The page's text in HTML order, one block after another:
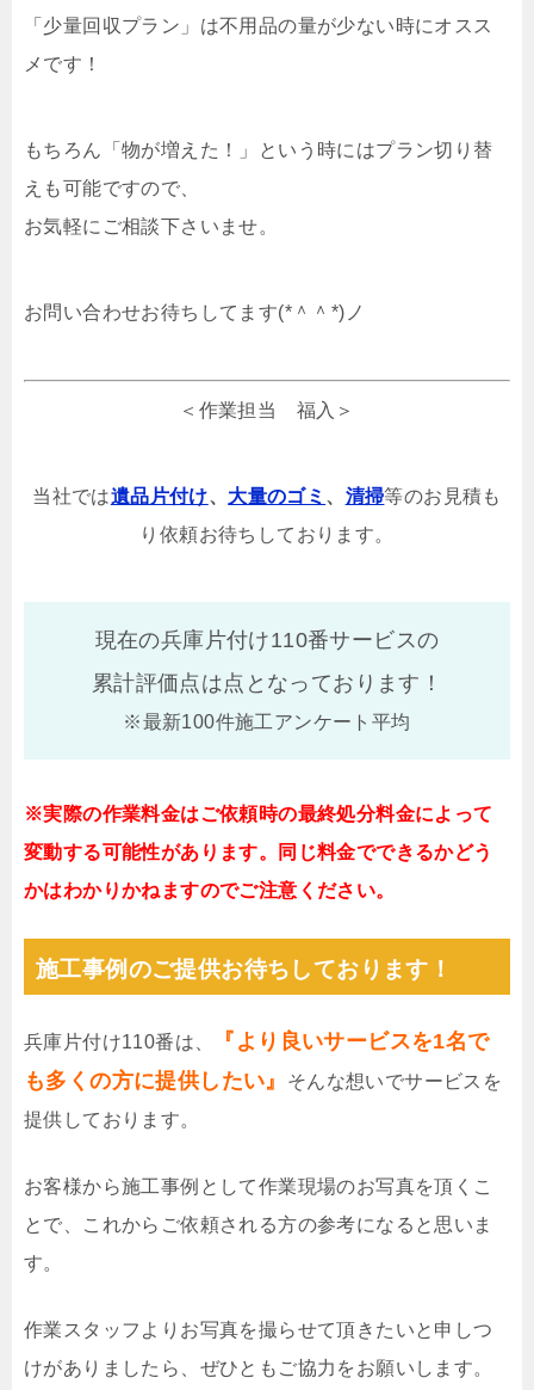
「少量回収プラン」は不用品の量が少ない時にオスス
メです！
もちろん「物が増えた！」という時にはプラン切り替
えも可能ですので、
お気軽にご相談下さいませ。
お問い合わせお待ちしてます(*＾＾*)ノ
＜作業担当 福入＞
当社では遺品片付け、 大量のゴミ 、 清掃等のお見積も
り依頼お待ちしております。
現在の兵庫片付け110番サービスの
累計評価点は点となっております！
※最新100件施工アンケート平均
※実際の作業料金はご依頼時の最終処分料金によって
変動する可能性があります。同じ料金でできるかどう
かはわかりかねますのでご注意ください。
施工事例のご提供お待ちしております！
兵庫片付け110番は、
『より良いサービスを1名で
も多くの方に提供したい』
そんな想いでサービスを
提供しております。
お客様から施工事例として作業現場のお写真を頂くこ
とで、これからご依頼される方の参考になると思いま
す。
作業スタッフよりお写真を撮らせて頂きたいと申しつ
けがありましたら、ぜひともご協力をお願いします。